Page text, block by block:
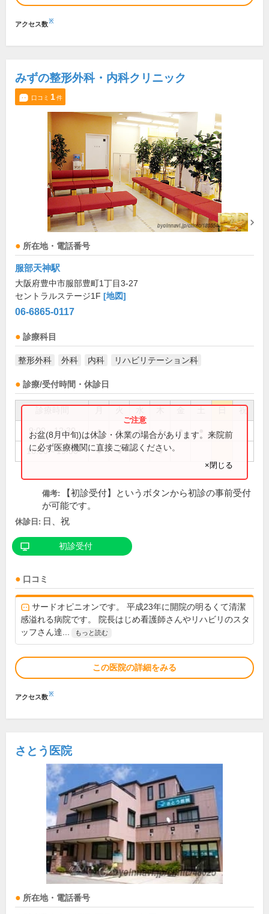
アクセス数※
みずの整形外科・内科クリニック
口コミ 1件
所在地・電話番号
服部天神駅
大阪府豊中市服部豊町1丁目3-27
セントラルステージ1F [地図]
06-6865-0117
診療科目
整形外科 外科 内科 リハビリテーション科
診療/受付時間・休診日
祝
9:00～12:30 ● ● ● ● ●
16:00～19:00 ● ● ●
お盆(8月中旬)は休診・休業の場合があります。来院前
に必ず医療機関に直接ご確認ください。
×閉じる
備考:
【初診受付】というボタンから初診の事前受付
が可能です。
休診日: 日、祝
初診受付
口コミ
サードオピニオンです。 平成23年に開院の明るくて清潔
感溢れる病院です。 院長はじめ看護師さんやリハビリのスタ
ッフさん達...
もっと読む
この医院の詳細をみる
アクセス数※
さとう医院
所在地・電話番号